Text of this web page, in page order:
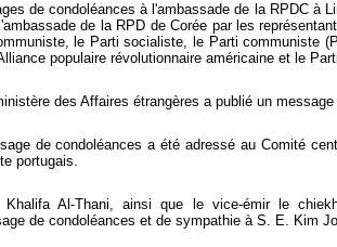
de condoléances à l'ambassade de la RPDC à
de la RPD de Corée par les
le Parti socialiste, le Parti communiste
populaire révolutionnaire américaine et le
des Affaires étrangères a publié un
de condoléances a été adressé au Comité
portugais.
Khalifa Al-Thani, ainsi que le vice-émir le
de condoléances et de sympathie à S. E. Kim